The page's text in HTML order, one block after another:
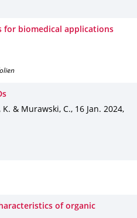
for biomedical applications
K. & Murawski, C., 16 Jan. 2024,
of organic